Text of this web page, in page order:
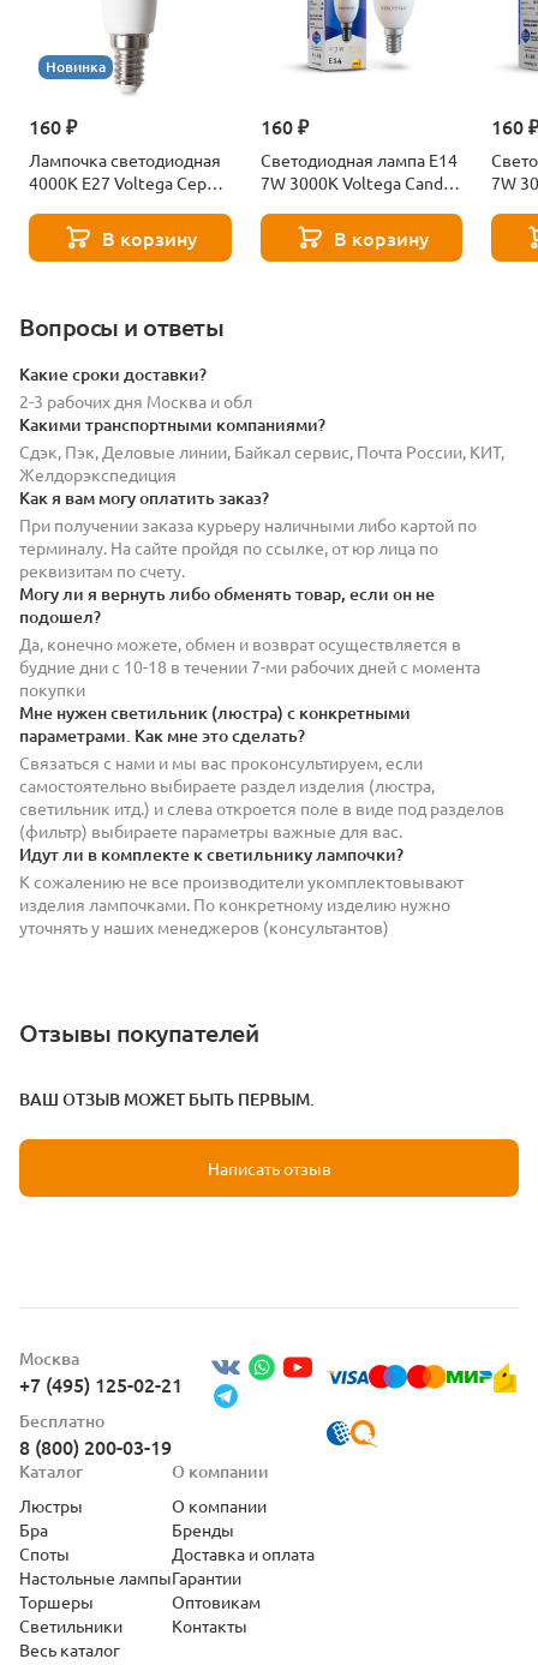
Новинка
160 ₽
Лампочка светодиодная
4000К Е27 Voltega Серия
В корзину
160 ₽
Светодиодная лампа E14
7W 3000K Voltega Candle
В корзину
160
7W
Вопросы и ответы
Какие сроки доставки?
2-3 рабочих дня Москва и обл
Какими транспортными компаниями?
Сдэк, Пэк, Деловые линии, Байкал сервис, Почта России, КИТ,
Желдорэкспедиция
Как я вам могу оплатить заказ?
При получении заказа курьеру наличными либо картой по
терминалу. На сайте пройдя по ссылке, от юр лица по
реквизитам по счету.
Могу ли я вернуть либо обменять товар, если он не
подошел?
Да, конечно можете, обмен и возврат осуществляется в
будние дни с 10-18 в течении 7-ми рабочих дней с момента
покупки
Мне нужен светильник (люстра) с конкретными
параметрами. Как мне это сделать?
Связаться с нами и мы вас проконсультируем, если
самостоятельно выбираете раздел изделия (люстра,
светильник итд.) и слева откроется поле в виде под разделов
(фильтр) выбираете параметры важные для вас.
Идут ли в комплекте к светильнику лампочки?
К сожалению не все производители укомплектовывают
изделия лампочками. По конкретному изделию нужно
уточнять у наших менеджеров (консультантов)
Отзывы покупателей
ВАШ ОТЗЫВ МОЖЕТ БЫТЬ ПЕРВЫМ.
Написать отзыв
Москва
+7 (495) 125-02-21
Бесплатно
8 (800) 200-03-19
Каталог
Люстры
Бра
Споты
Настольные лампы
Торшеры
Светильники
Весь каталог
О компании
О компании
Бренды
Доставка и оплата
Гарантии
Оптовикам
Контакты